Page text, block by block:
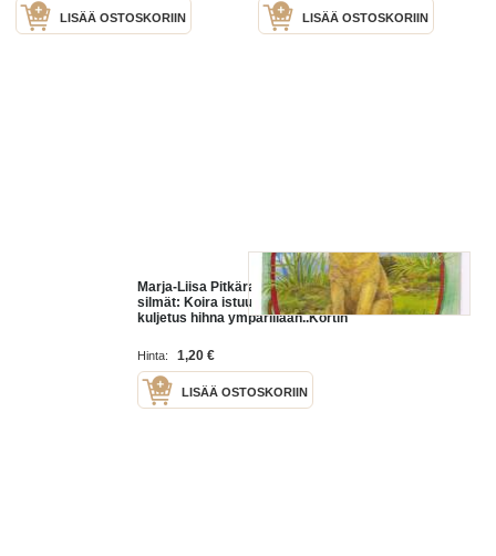
LISÄÄ OSTOSKORIIN LISÄÄ OSTOSKORIIN
Marja-Liisa Pitkäranta / Annan
silmät: Koira istuu luonnossa,
kuljetus hihna ympärillään..Kortin
Hinta: 1,20 €
LISÄÄ OSTOSKORIIN